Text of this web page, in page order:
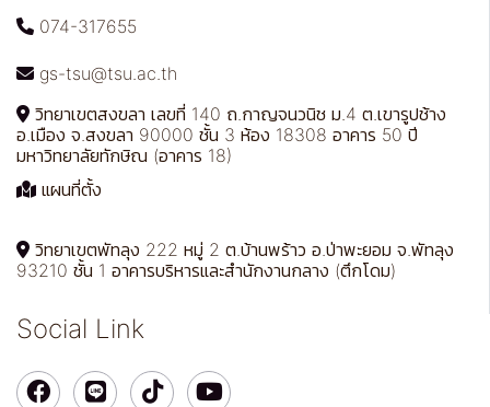
074-317655
gs-tsu@tsu.ac.th
วิทยาเขตสงขลา เลขที่ 140 ถ.กาญจนวนิช ม.4 ต.เขารูปช้าง
อ.เมือง จ.สงขลา 90000 ชั้น 3 ห้อง 18308 อาคาร 50 ปี
มหาวิทยาลัยทักษิณ (อาคาร 18)
แผนที่ตั้ง
วิทยาเขตพัทลุง 222 หมู่ 2 ต.บ้านพร้าว อ.ป่าพะยอม จ.พัทลุง
93210 ชั้น 1 อาคารบริหารและสำนักงานกลาง (ตึกโดม)
Social Link